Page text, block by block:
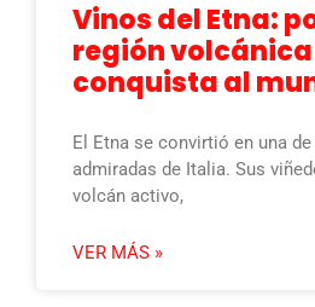
Vinos del Etna:
región
conquista al
El Etna se convirtió en una
admiradas de Italia. Sus
volcán activo,
VER MÁS »